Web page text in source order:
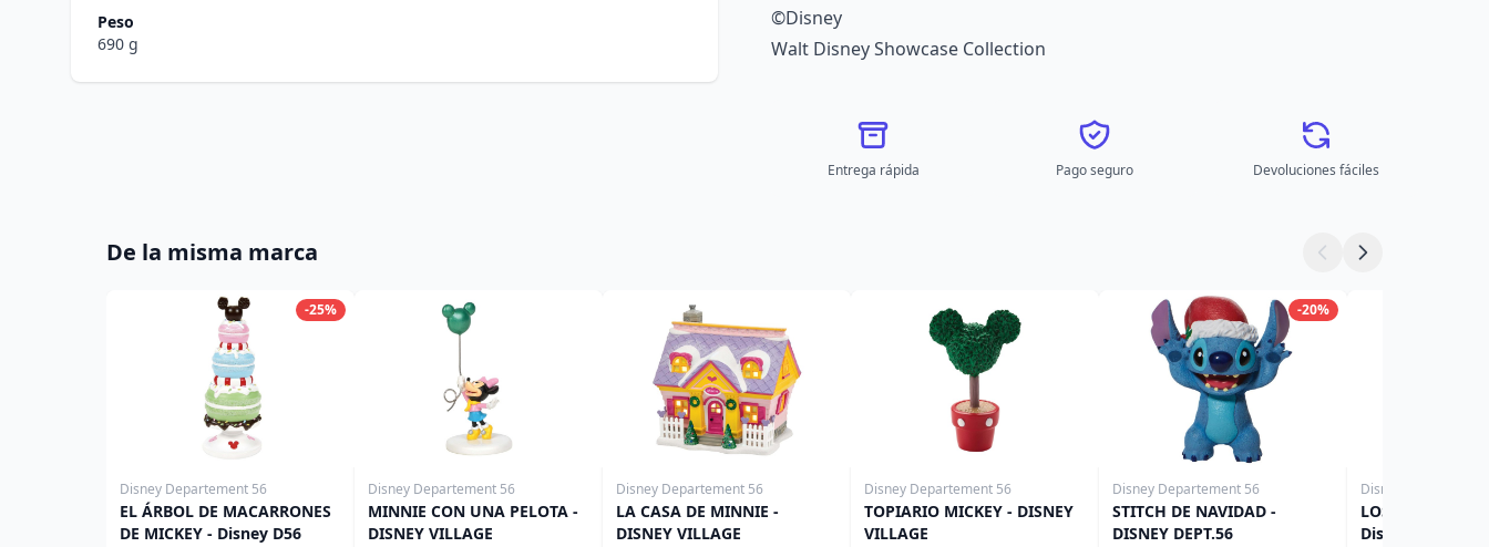
Peso
690 g
©Disney
Walt Disney Showcase Collection
Entrega rápida Pago seguro Devoluciones fáciles
De la misma marca
-25%
Disney Departement 56
EL ÁRBOL DE MACARRONES
DE MICKEY - Disney D56
Disney Departement 56
MINNIE CON UNA PELOTA -
DISNEY VILLAGE
Disney Departement 56
LA CASA DE MINNIE -
DISNEY VILLAGE
Disney Departement 56
TOPIARIO MICKEY - DISNEY
VILLAGE
-20%
Disney Departement 56
STITCH DE NAVIDAD -
DISNEY DEPT.56
Disney
LOS TRES
Disney D56